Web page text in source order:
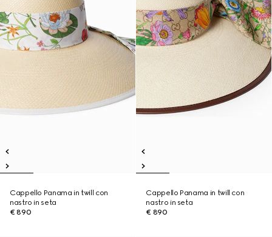
Cappello Panama in twill con
nastro in seta
€ 890
Cappello Panama in twill con
nastro in seta
€ 890